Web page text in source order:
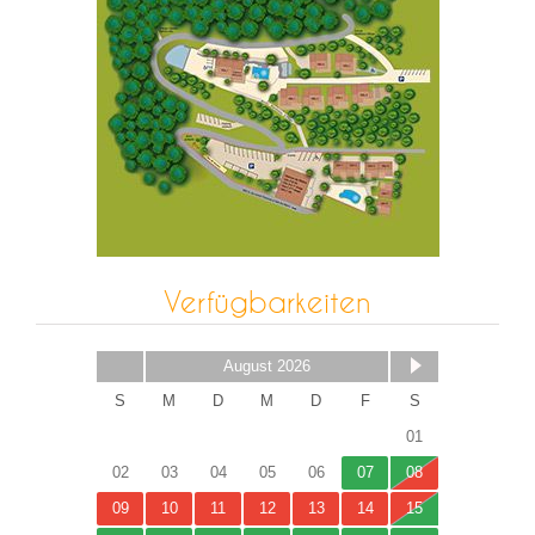
Verfügbarkeiten
August 2026
S M D M D F S
01
02 03 04 05 06 07 08
09 10 11 12 13 14 15